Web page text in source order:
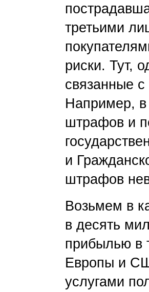
третьими
риски. Тут,
связанные
Например, в
штрафов и
и
штрафов
Возьмем в
в десять
прибылью в
Европы и
услугами